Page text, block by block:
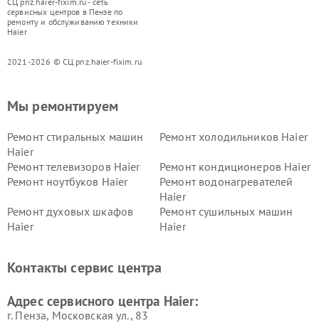
сервисных центров в Пензе по
ремонту и обслуживанию техники
Haier
2021-2026 © СЦ pnz.haier-fixim.ru
Мы ремонтируем
Ремонт стиральных машин
Haier
Ремонт холодильников Haier
Ремонт телевизоров Haier
Ремонт кондиционеров Haier
Ремонт ноутбуков Haier
Ремонт водонагревателей
Haier
Ремонт духовых шкафов
Haier
Ремонт сушильных машин
Haier
Ремонт роботов-пылесосов
Ремонт посудомоечных
Контакты сервис центра
Адрес сервисного центра Haier:
г. Пенза, Московская ул., 83